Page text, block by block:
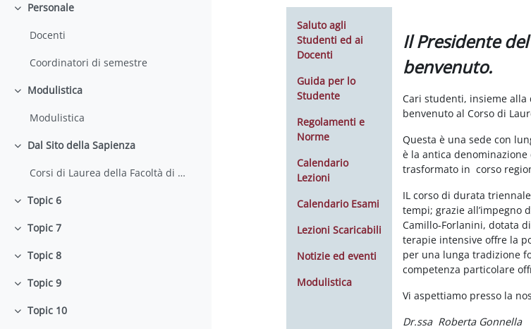
Minimizza
Personale
Docenti
Coordinatori di semestre
Minimizza
Modulistica
Modulistica
Minimizza
Dal Sito della Sapienza
Corsi di Laurea della Facoltà di Farmacia e Medicina
Minimizza
Topic 6
Minimizza
Topic 7
Minimizza
Topic 8
Minimizza
Topic 9
Minimizza
Topic 10
Saluto agli
Studenti ed ai
Docenti
Guida per lo
Studente
Regolamenti e
Norme
Calendario
Lezioni
Calendario Esami
Lezioni Scaricabili
Notizie ed eventi
Modulistica
Il Presidente
benvenuto.
Cari studenti, insieme
benvenuto al Corso di
Questa è una sede con
è la antica denominazione
trasformato in corso
IL corso di durata
tempi; grazie all’impegno
Camillo-Forlanini, dotata
terapie intensive offre la
per una lunga tradizione
competenza particolare
Vi aspettiamo presso la
Dr.ssa Roberta Gonnella